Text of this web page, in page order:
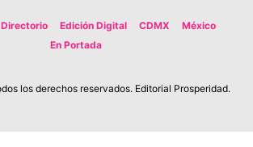
Directorio Edición Digital CDMX
México
En Portada
los derechos reservados. Editorial Prosperidad.